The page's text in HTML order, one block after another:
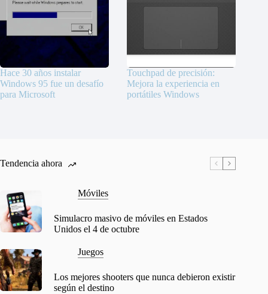
Hace 30 años instalar
Windows 95 fue un desafío
para Microsoft
Touchpad de precisión:
Mejora la experiencia en
portátiles Windows
Tendencia ahora
Móviles
Simulacro masivo de móviles en Estados
Unidos el 4 de octubre
Juegos
Los mejores shooters que nunca debieron existir
según el destino